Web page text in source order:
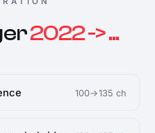
2022 -> ...
100→135 ch